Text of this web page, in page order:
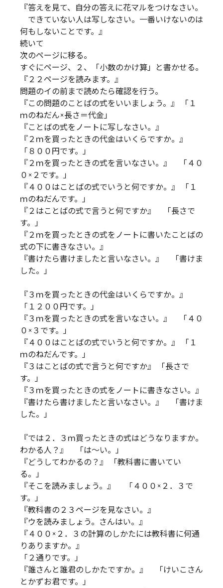
『答えを見て、自分の答えに花マルをつけなさい。
できていない人は写しなさい。一番いけないのは
何もしないことです。』
続いて
次のページに移る。
すぐにページ、２、「小数のかけ算」と書かせる。
『２２ページを読みます。』
問題のイの前まで読めたら確認を行う。
『この問題のことばの式をいいましょう。』 「１
ｍのねだん×長さ＝代金」
『ことばの式をノートに写しなさい。』
『２ｍを買ったときの代金はいくらですか。』
「８００円です。」
『２ｍを買ったときの式を言いなさい。』 「４０
０×２です。」
『４００はことばの式でいうと何ですか。』 「１
ｍのねだんです。」
『２はことばの式で言うと何ですか』 「長さで
す。」
『２ｍを買ったときの式をノートに書いたことばの
式の下に書きなさい。』
『書けたら書けましたと言いなさい。』 「書けま
した。」
『３ｍを買ったときの代金はいくらですか。』
「１２００円です。」
『３ｍを買ったときの式を言いなさい。』 「４０
０×３です。」
『４００はことばの式でいうと何ですか。』 「１
ｍのねだんです。」
『３はことばの式で言うと何ですか』 「長さで
す。」
『３ｍを買ったときの式をノートに書きなさい。』
『書けたら書けましたと言いなさい。』 「書けま
した。」
『では２．３ｍ買ったときの式はどうなりますか。
わかる人？』 「は～い。」
『どうしてわかるの？』 「教科書に書いてい
る。」
『そこを読みましょう。』 「４００×２．３で
す。」
『教科書の２３ページを見なさい。』
『ウを読みましょう。さんはい。』
『４００×２．３の計算のしかたには教科書に何通
りありますか。』
「２通りです。」
『誰さんと誰君のしかたですか。』 「けいこさん
とかずお君です。」